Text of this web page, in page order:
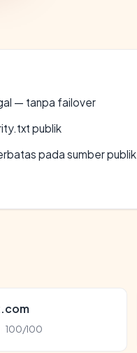
— tanpa failover
publik
pada sumber publik
100/100